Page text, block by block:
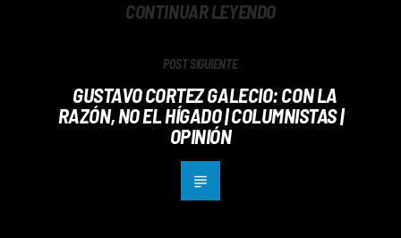
CONTINUAR LEYENDO
POST SIGUIENTE
GUSTAVO CORTEZ GALECIO: CON LA
RAZÓN, NO EL HÍGADO | COLUMNISTAS |
OPINIÓN